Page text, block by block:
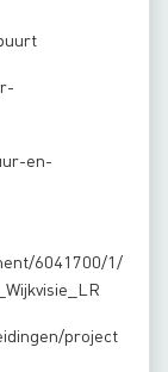
en-
6041700/1/
project